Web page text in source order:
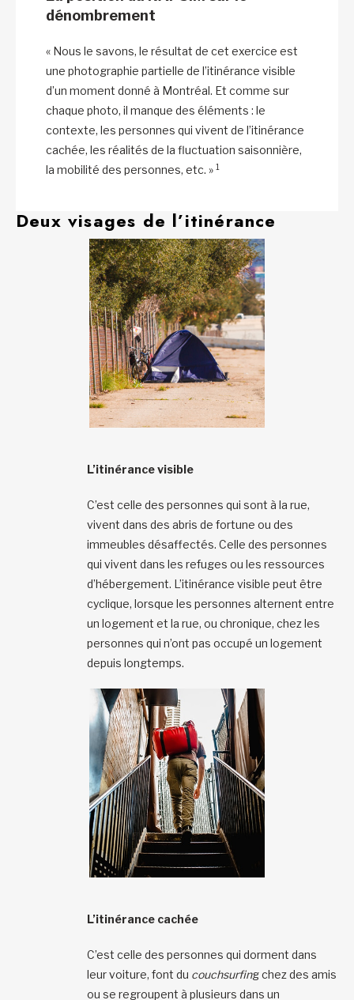
dénombrement
« Nous le savons, le résultat de cet exercice est
une photographie partielle de l’itinérance visible
d’un moment donné à Montréal. Et comme sur
chaque photo, il manque des éléments : le
contexte, les personnes qui vivent de l’itinérance
cachée, les réalités de la fluctuation saisonnière,
la mobilité des personnes, etc. » 1
Deux visages de l’itinérance
L’itinérance visible
C’est celle des personnes qui sont à la rue,
vivent dans des abris de fortune ou des
immeubles désaffectés. Celle des personnes
qui vivent dans les refuges ou les ressources
d’hébergement. L’itinérance visible peut être
cyclique, lorsque les personnes alternent entre
un logement et la rue, ou chronique, chez les
personnes qui n’ont pas occupé un logement
depuis longtemps.
L’itinérance cachée
C’est celle des personnes qui dorment dans
leur voiture, font du couchsurfing chez des amis
ou se regroupent à plusieurs dans un